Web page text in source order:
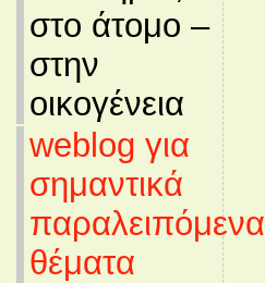
στο άτομο –
στην
οικογένεια
weblog για
σημαντικά
παραλειπόμενα
θέματα